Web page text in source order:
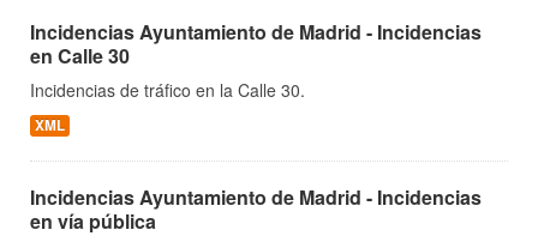
Incidencias Ayuntamiento de Madrid - Incidencias
en Calle 30
Incidencias de tráfico en la Calle 30.
XML
Incidencias Ayuntamiento de Madrid - Incidencias
en vía pública